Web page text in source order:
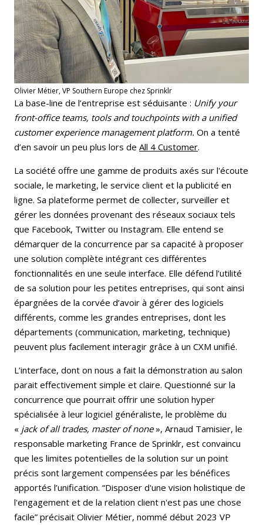
Olivier Métier,VP Southern Europe chez Sprinklr
La base-line de l’entreprise est séduisante : Unify your
front-office teams, tools and touchpoints with a unified
customer experience management platform. On a tenté
d’en savoir un peu plus lors de All 4 Customer.
La société offre une gamme de produits axés sur l'écoute
sociale, le marketing, le service client et la publicité en
ligne. Sa plateforme permet de collecter, surveiller et
gérer les données provenant des réseaux sociaux tels
que Facebook, Twitter ou Instagram. Elle entend se
démarquer de la concurrence par sa capacité à proposer
une solution complète intégrant ces différentes
fonctionnalités en une seule interface. Elle défend l’utilité
de sa solution pour les petites entreprises, qui sont ainsi
épargnées de la corvée d’avoir à gérer des logiciels
différents, comme les grandes entreprises, dont les
départements (communication, marketing, technique)
peuvent plus facilement interagir grâce à un CXM unifié.
L’interface, dont on nous a fait la démonstration au salon
parait effectivement simple et claire. Questionné sur la
concurrence que pourrait offrir une solution hyper
spécialisée à leur logiciel généraliste, le problème du
« jack of all trades, master of none», Arnaud Tamisier, le
responsable marketing France de Sprinklr, est convaincu
que les limites potentielles de la solution sur un point
précis sont largement compensées par les bénéfices
apportés l’unification. “Disposer d'une vision holistique de
l'engagement et de la relation client n'est pas une chose
facile” précisait Olivier Métier, nommé début 2023 VP